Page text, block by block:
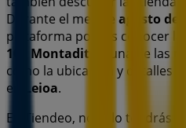
Durante el mes de agosto de
plataforma podrás conocer
100 Montaditos
, una de las
como la ubicación y detalles
en
Leioa.
En Tiendeo, no solo tendrás